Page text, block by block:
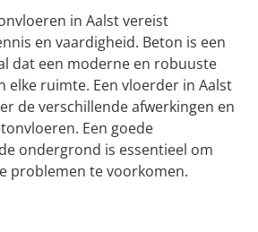
in Aalst vereist
en vaardigheid. Beton is een
dat een moderne en robuuste
elke ruimte. Een vloerder in Aalst
de verschillende afwerkingen en
Een goede
ondergrond is essentieel om
problemen te voorkomen.